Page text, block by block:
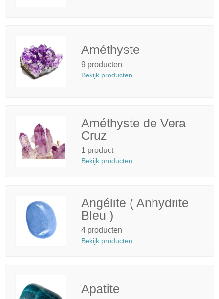
Améthyste
9 producten
Bekijk producten
Améthyste de Vera
Cruz
1 product
Bekijk producten
Angélite ( Anhydrite
Bleu )
4 producten
Bekijk producten
Apatite